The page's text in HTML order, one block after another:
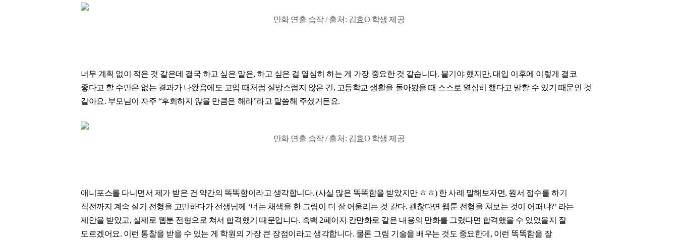
만화 연출 습작 / 출처: 김효O 학생 제공
너무 계획 없이 적은 것 같은데 결국 하고 싶은 말은, 하고 싶은 걸 열심히 하는 게 가장 중요한 것 같습니다. 붙기야 했지만, 대입 이후에 이렇게 결코
좋다고 할 수만은 없는 결과가 나왔음에도 고입 때처럼 실망스럽지 않은 건, 고등학교 생활을 돌아봤을 때 스스로 열심히 했다고 말할 수 있기 때문인 것
같아요. 부모님이 자주 “후회하지 않을 만큼은 해라”라고 말씀해 주셨거든요.
만화 연출 습작 / 출처: 김효O 학생 제공
애니포스를 다니면서 제가 받은 건 약간의 똑똑함이라고 생각합니다. (사실 많은 똑똑함을 받았지만 ㅎㅎ) 한 사례 말해보자면, 원서 접수를 하기
직전까지 계속 실기 전형을 고민하다가 선생님께 ‘너는 채색을 한 그림이 더 잘 어울리는 것 같다. 괜찮다면 웹툰 전형을 쳐보는 것이 어떠냐?’ 라는
제안을 받았고, 실제로 웹툰 전형으로 쳐서 합격했기 때문입니다. 흑백 2페이지 칸만화로 같은 내용의 만화를 그렸다면 합격했을 수 있었을지 잘
모르겠어요. 이런 통찰을 받을 수 있는 게 학원의 가장 큰 장점이라고 생각합니다. 물론 그림 기술을 배우는 것도 중요한데, 이런 똑똑함을 잘